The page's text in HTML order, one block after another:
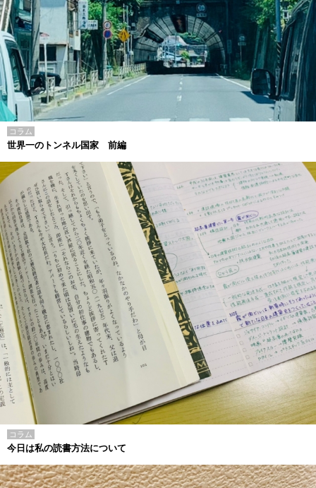
コラム
世界一のトンネル国家 前編
コラム
今日は私の読書方法について